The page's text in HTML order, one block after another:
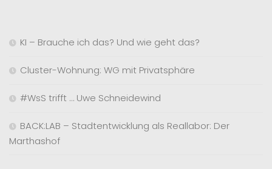
KI – Brauche ich das? Und wie geht das?
Cluster-Wohnung: WG mit Privatsphäre
#WsS trifft … Uwe Schneidewind
BACK:LAB – Stadtentwicklung als Reallabor: Der
Marthashof